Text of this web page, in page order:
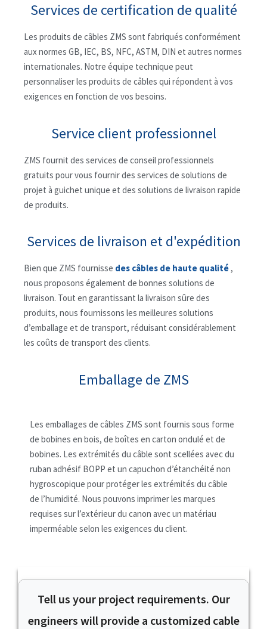
Services de certification de qualité
Les produits de câbles ZMS sont fabriqués conformément
aux normes GB, IEC, BS, NFC, ASTM, DIN et autres normes
internationales. Notre équipe technique peut
personnaliser les produits de câbles qui répondent à vos
exigences en fonction de vos besoins.
Service client professionnel
ZMS fournit des services de conseil professionnels
gratuits pour vous fournir des services de solutions de
projet à guichet unique et des solutions de livraison rapide
de produits.
Services de livraison et d'expédition
Bien que ZMS fournisse des câbles de haute qualité,
nous proposons également de bonnes solutions de
livraison. Tout en garantissant la livraison sûre des
produits, nous fournissons les meilleures solutions
d’emballage et de transport, réduisant considérablement
les coûts de transport des clients.
Emballage de ZMS
Les emballages de câbles ZMS sont fournis sous forme
de bobines en bois, de boîtes en carton ondulé et de
bobines. Les extrémités du câble sont scellées avec du
ruban adhésif BOPP et un capuchon d’étanchéité non
hygroscopique pour protéger les extrémités du câble
de l’humidité. Nous pouvons imprimer les marques
requises sur l’extérieur du canon avec un matériau
imperméable selon les exigences du client.
Tell us your project requirements. Our
engineers will provide a customized cable